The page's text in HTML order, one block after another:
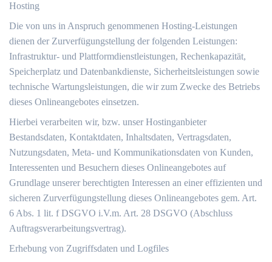
Hosting
Die von uns in Anspruch genommenen Hosting-Leistungen
dienen der Zurverfügungstellung der folgenden Leistungen:
Infrastruktur- und Plattformdienstleistungen, Rechenkapazität,
Speicherplatz und Datenbankdienste, Sicherheitsleistungen sowie
technische Wartungsleistungen, die wir zum Zwecke des Betriebs
dieses Onlineangebotes einsetzen.
Hierbei verarbeiten wir, bzw. unser Hostinganbieter
Bestandsdaten, Kontaktdaten, Inhaltsdaten, Vertragsdaten,
Nutzungsdaten, Meta- und Kommunikationsdaten von Kunden,
Interessenten und Besuchern dieses Onlineangebotes auf
Grundlage unserer berechtigten Interessen an einer effizienten und
sicheren Zurverfügungstellung dieses Onlineangebotes gem. Art.
6 Abs. 1 lit. f DSGVO i.V.m. Art. 28 DSGVO (Abschluss
Auftragsverarbeitungsvertrag).
Erhebung von Zugriffsdaten und Logfiles